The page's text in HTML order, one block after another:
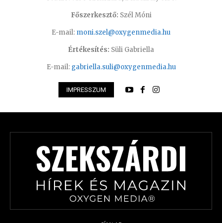
Főszerkesztő: Szél Móni
E-mail: moni.szel@oxygenmedia.hu
Értékesítés: Süli Gabriella
E-mail: gabriella.suli@oxygenmedia.hu
IMPRESSZUM